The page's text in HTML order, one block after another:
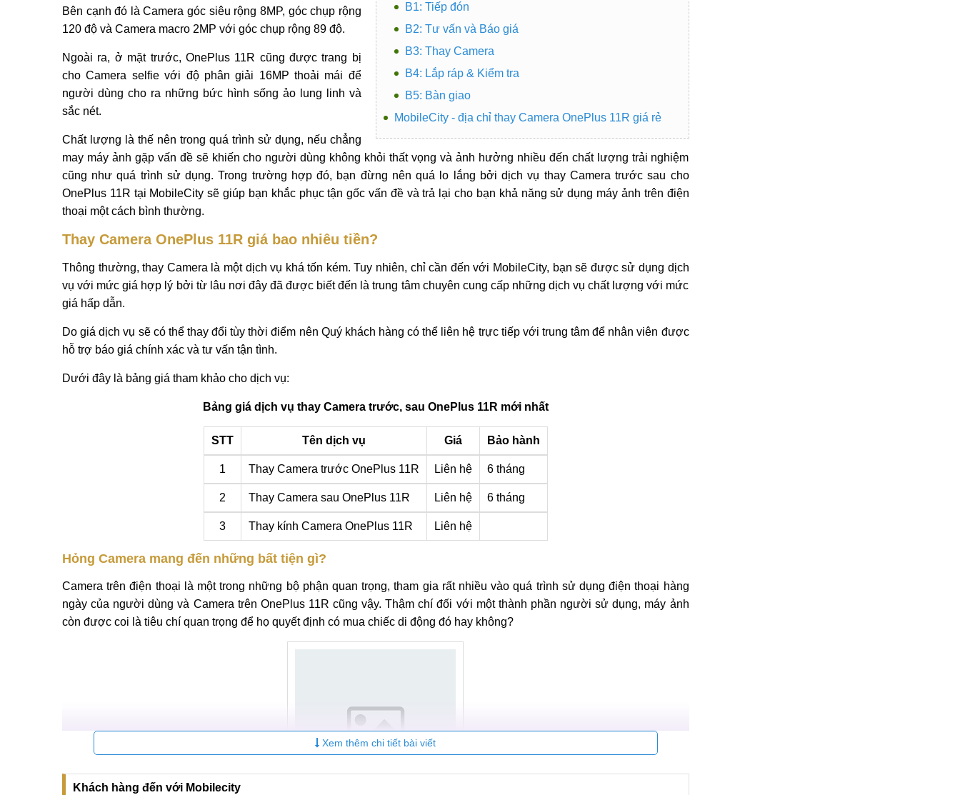
B1: Tiếp đón
B2: Tư vấn và Báo giá
B3: Thay Camera
B4: Lắp ráp & Kiểm tra
B5: Bàn giao
MobileCity - địa chỉ thay Camera OnePlus 11R giá rẻ
Bên cạnh đó là Camera góc siêu rộng 8MP, góc chụp rộng
120 độ và Camera macro 2MP với góc chụp rộng 89 độ.
Ngoài ra, ở mặt trước, OnePlus 11R cũng được trang bị
cho Camera selfie với độ phân giải 16MP thoải mái để
người dùng cho ra những bức hình sống ảo lung linh và
sắc nét.
Chất lượng là thế nên trong quá trình sử dụng, nếu chẳng
may máy ảnh gặp vấn đề sẽ khiến cho người dùng không khỏi thất vọng và ảnh hưởng nhiều đến chất lượng trải nghiệm
cũng như quá trình sử dụng. Trong trường hợp đó, bạn đừng nên quá lo lắng bởi dịch vụ thay Camera trước sau cho
OnePlus 11R tại MobileCity sẽ giúp bạn khắc phục tận gốc vấn đề và trả lại cho bạn khả năng sử dụng máy ảnh trên điện
thoại một cách bình thường.
Thay Camera OnePlus 11R giá bao nhiêu tiền?
Thông thường, thay Camera là một dịch vụ khá tốn kém. Tuy nhiên, chỉ cần đến với MobileCity, bạn sẽ được sử dụng dịch
vụ với mức giá hợp lý bởi từ lâu nơi đây đã được biết đến là trung tâm chuyên cung cấp những dịch vụ chất lượng với mức
giá hấp dẫn.
Do giá dịch vụ sẽ có thể thay đổi tùy thời điểm nên Quý khách hàng có thể liên hệ trực tiếp với trung tâm để nhân viên được
hỗ trợ báo giá chính xác và tư vấn tận tình.
Dưới đây là bảng giá tham khảo cho dịch vụ:
Bảng giá dịch vụ thay Camera trước, sau OnePlus 11R mới nhất
STT Tên dịch vụ Giá Bảo hành
1 Thay Camera trước OnePlus 11R Liên hệ 6 tháng
2 Thay Camera sau OnePlus 11R Liên hệ 6 tháng
3 Thay kính Camera OnePlus 11R Liên hệ
Hỏng Camera mang đến những bất tiện gì?
Camera trên điện thoại là một trong những bộ phận quan trọng, tham gia rất nhiều vào quá trình sử dụng điện thoại hàng
ngày của người dùng và Camera trên OnePlus 11R cũng vậy. Thậm chí đối với một thành phần người sử dụng, máy ảnh
còn được coi là tiêu chí quan trọng để họ quyết định có mua chiếc di động đó hay không?
Xem thêm chi tiết bài viết
Khách hàng đến với Mobilecity